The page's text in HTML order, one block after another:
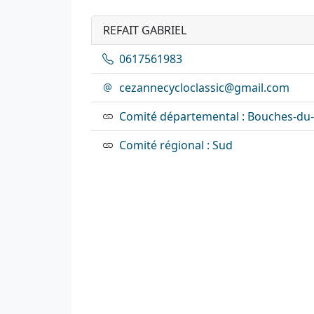
REFAIT GABRIEL
0617561983
cezannecycloclassic@gmail.com
Comité départemental : Bouches-
Comité régional : Sud